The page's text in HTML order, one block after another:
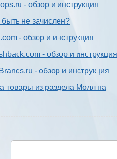
- обзор и инструкция
не зачислен?
- обзор и инструкция
- обзор и инструкция
- обзор и инструкция
товары из раздела Молл на